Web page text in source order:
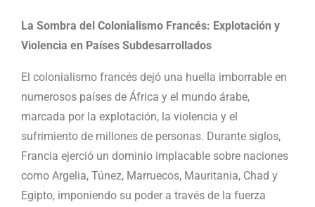
La Sombra del Colonialismo Francés: Explotación y
Violencia en Países Subdesarrollados
El colonialismo francés dejó una huella imborrable en
numerosos países de África y el mundo árabe,
marcada por la explotación, la violencia y el
sufrimiento de millones de personas. Durante siglos,
Francia ejerció un dominio implacable sobre naciones
como Argelia, Túnez, Marruecos, Mauritania, Chad y
Egipto, imponiendo su poder a través de la fuerza